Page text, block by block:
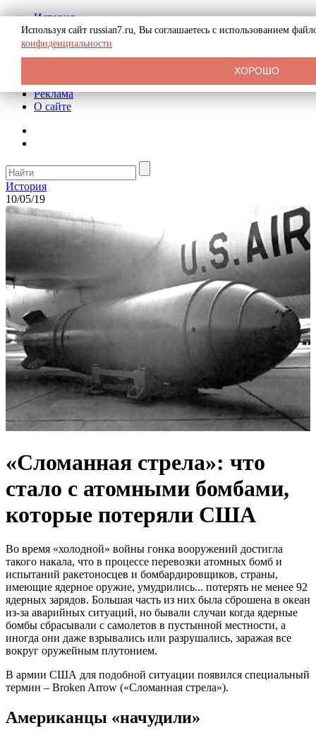
История
Биография
Криминал
СССР
Реклама
О сайте
История
10/05/19
«Сломанная стрела»: что
стало с атомными бомбами,
которые потеряли США
Во время «холодной» войны гонка вооружений достигла
такого накала, что в процессе перевозки атомных бомб и
испытаний ракетоносцев и бомбардировщиков, страны,
имеющие ядерное оружие, умудрились... потерять не менее 92
ядерных зарядов. Большая часть из них была сброшена в океан
из-за аварийных ситуаций, но бывали случаи когда ядерные
бомбы сбрасывали с самолетов в пустынной местности, а
иногда они даже взрывались или разрушались, заражая все
вокруг оружейным плутонием.
В армии США для подобной ситуации появился специальный
термин – Broken Arrow («Сломанная стрела»).
Американцы «начудили»
Используя сайт russian7.ru, Вы соглашаетесь с использованием
конфиденциальности
ХОРОШО